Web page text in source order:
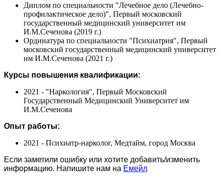
Диплом по специальности "Лечебное дело (Лечебно-
профилактическое дело)", Первый московский
государственный медицинский университет им
И.М.Сеченова (2019 г.)
Ординатура по специальности "Психиатрия", Первый
московский государственный медицинский университет
им И.М.Сеченова (2021 г.)
Курсы повышения квалификации:
2021 - "Наркология", Первый Московский
Государственный Медицинский Университет им
И.М.Сеченова
Опыт работы:
2021 - Психиатр-нарколог, Медтайм, город Москва
Если заметили ошибку или хотите добавить/изменить
информацию. Напишите нам на Емейл